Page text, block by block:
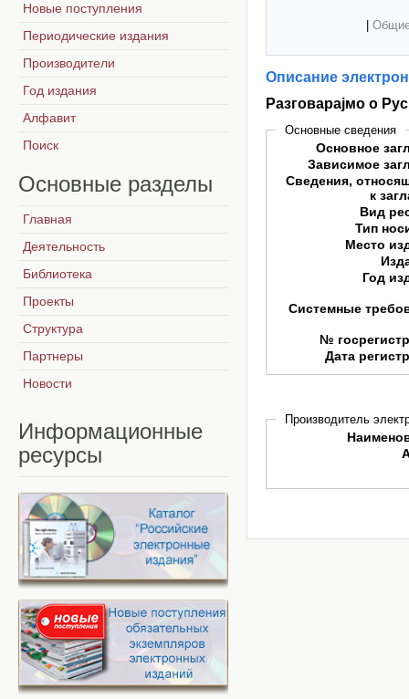
Описание
Разговараjмо о
Основные сведения
Основное
Зависимое
Сведения,
к
Вид
Тип
Место
Год
Системные
№
Дата
Производитель
Новые поступления
Периодические издания
Производители
Год издания
Алфавит
Поиск
Основные разделы
Главная
Деятельность
Библиотека
Проекты
Структура
Партнеры
Новости
Информационные
ресурсы